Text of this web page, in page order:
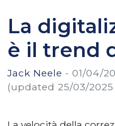
La
è il trend
Jack Neele - 01/04/
(updated 25/03/2025